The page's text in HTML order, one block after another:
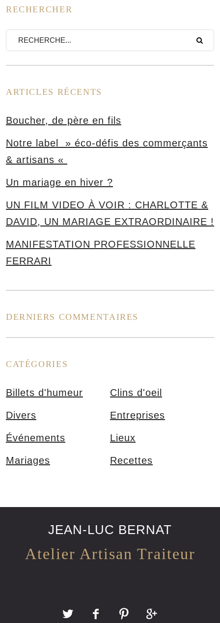
RECHERCHER
ARTICLES RÉCENTS
Boucher, de père en fils
Notre label » éco-défis des commerçants
& artisans «
Un mariage en hiver ?
UN FILM VIDEO À VOIR : CHARLOTTE &
DAVID, UN MARIAGE EXTRAORDINAIRE !
MANIFESTATION PROFESSIONNELLE
FERRARI
DERNIERS COMMENTAIRES
CATÉGORIES
Billets d'humeur Clins d'oeil
Divers Entreprises
Événements Lieux
Mariages Recettes
JEAN-LUC BERNAT
Atelier Artisan Traiteur